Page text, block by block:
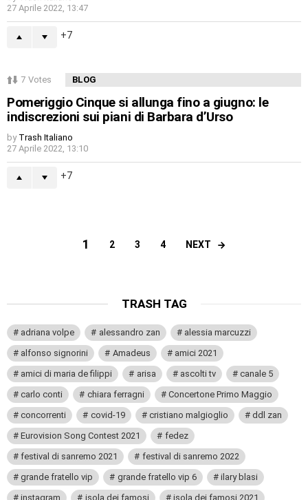
27 Aprile 2022, 13:47
7
7 Votes BLOG
Pomeriggio Cinque si allunga fino a giugno: le
indiscrezioni sui piani di Barbara d’Urso
by Trash Italiano
27 Aprile 2022, 13:10
7
1 2 3 4 NEXT
TRASH TAG
adriana volpe alessandro zan
alessia marcuzzi
alfonso signorini
Amadeus
amici 2021
amici di maria de filippi
arisa ascolti tv
canale 5
carlo conti
chiara ferragni
Concertone Primo Maggio
concorrenti
covid-19 cristiano malgioglio
ddl zan
Eurovision Song Contest 2021
fedez
festival di sanremo 2021
festival di sanremo 2022
grande fratello vip
grande fratello vip 6
ilary blasi
instagram
isola dei famosi isola dei famosi 2021